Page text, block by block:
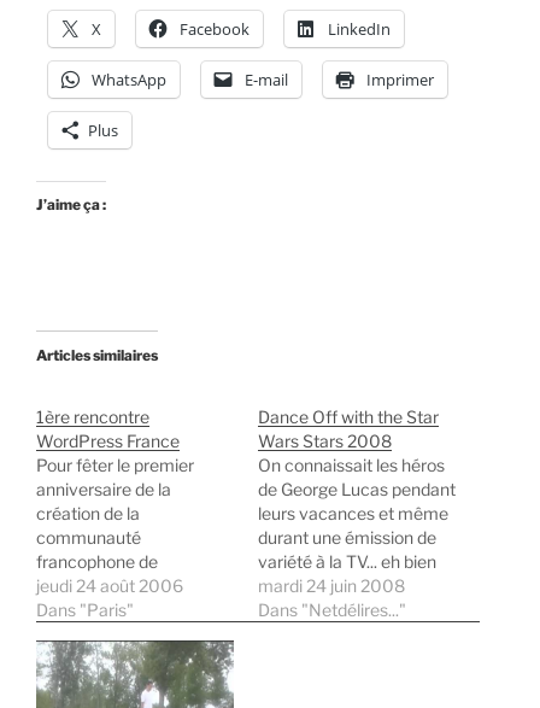
X Facebook LinkedIn
WhatsApp E-mail Imprimer
Plus
J’aime ça :
Articles similaires
1ère rencontre
WordPress France
Pour fêter le premier
anniversaire de la
création de la
communauté
francophone de
WordPress, ses
membres (dont je suis)
une rencontre entre
utilisateurs français. Ce
jeudi 24 août 2006
Dans "Paris"
Dance Off with the Star
Wars Stars 2008
On connaissait les héros
de George Lucas pendant
leurs vacances et même
durant une émission de
variété à la TV... eh bien
quand les héros de Star
Wars découvrent nos
mardi 24 juin 2008
Dans "Netdélires..."